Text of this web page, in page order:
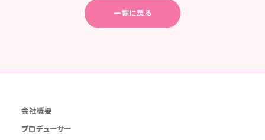
一覧に戻る
会社概要
プロデューサー